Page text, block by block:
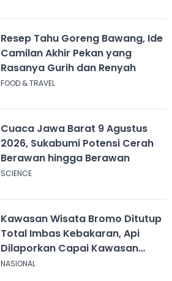
Resep Tahu Goreng Bawang, Ide
Camilan Akhir Pekan yang
Rasanya Gurih dan Renyah
FOOD & TRAVEL
Cuaca Jawa Barat 9 Agustus
2026, Sukabumi Potensi Cerah
Berawan hingga Berawan
SCIENCE
Kawasan Wisata Bromo Ditutup
Total Imbas Kebakaran, Api
Dilaporkan Capai Kawasan
Sabana
NASIONAL